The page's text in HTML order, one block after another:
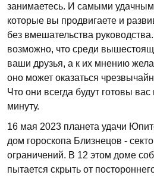
занимаетесь. И самыми
которые вы продвигаете и
без вмешательства
возможно, что среди
ваши друзья, а к их мнению
оно может оказаться
Что они всегда будут готовы
минуту.
16 мая 2023 планета удачи
дом гороскопа Близнецов -
ограничений. В 12 этом доме
пытается скрыть от